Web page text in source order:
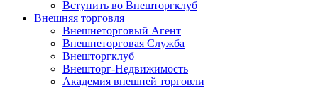
Вступить во Внешторгклуб
Внешняя торговля
Внешнеторговый Агент
Внешнеторговая Служба
Внешторгклуб
Внешторг-Недвижимость
Академия внешней торговли